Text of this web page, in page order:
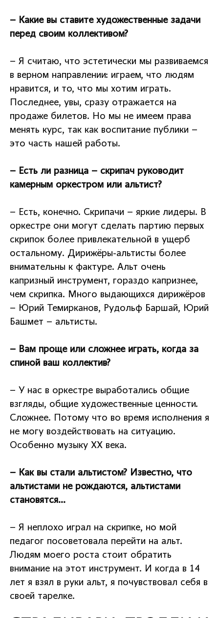
– Какие вы ставите художественные задачи
перед своим коллективом?
– Я считаю, что эстетически мы развиваемся
в верном направлении: играем, что людям
нравится, и то, что мы хотим играть.
Последнее, увы, сразу отражается на
продаже билетов. Но мы не имеем права
менять курс, так как воспитание публики –
это часть нашей работы.
– Есть ли разница – скрипач руководит
камерным оркестром или альтист?
– Есть, конечно. Скрипачи – яркие лидеры. В
оркестре они могут сделать партию первых
скрипок более привлекательной в ущерб
остальному. Дирижёры-альтисты более
внимательны к фактуре. Альт очень
капризный инструмент, гораздо капризнее,
чем скрипка. Много выдающихся дирижёров
– Юрий Темирканов, Рудольф Баршай, Юрий
Башмет – альтисты.
– Вам проще или сложнее играть, когда за
спиной ваш коллектив?
– У нас в оркестре выработались общие
взгляды, общие художественные ценности.
Сложнее. Потому что во время исполнения я
не могу воздействовать на ситуацию.
Особенно музыку ХХ века.
– Как вы стали альтистом? Известно, что
альтистами не рождаются, альтистами
становятся…
– Я неплохо играл на скрипке, но мой
педагог посоветовала перейти на альт.
Людям моего роста стоит обратить
внимание на этот инструмент. И когда в 14
лет я взял в руки альт, я почувствовал себя в
своей тарелке.